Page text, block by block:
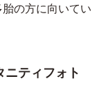
の方に向いてい
ニティフォト